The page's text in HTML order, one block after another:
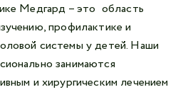
Медгард – это область
профилактике и
системы у детей. Наши
занимаются
и хирургическим лечением